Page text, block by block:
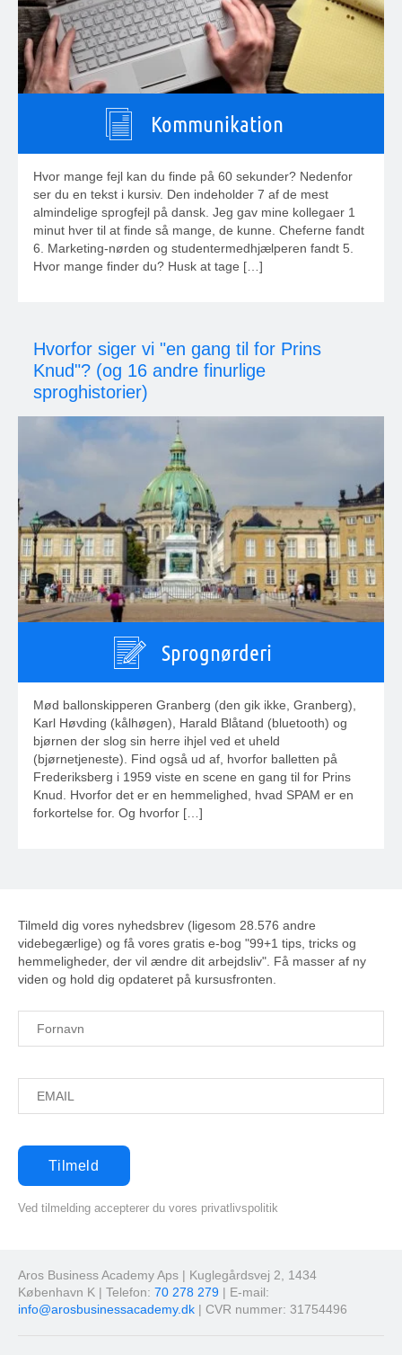
Kommunikation
Hvor mange fejl kan du finde på 60 sekunder? Nedenfor
ser du en tekst i kursiv. Den indeholder 7 af de mest
almindelige sprogfejl på dansk. Jeg gav mine kollegaer 1
minut hver til at finde så mange, de kunne. Cheferne fandt
6. Marketing-nørden og studentermedhjælperen fandt 5.
Hvor mange finder du? Husk at tage […]
Hvorfor siger vi "en gang til for Prins
Knud"? (og 16 andre finurlige
sproghistorier)
Sprognørderi
Mød ballonskipperen Granberg (den gik ikke, Granberg),
Karl Høvding (kålhøgen), Harald Blåtand (bluetooth) og
bjørnen der slog sin herre ihjel ved et uheld
(bjørnetjeneste). Find også ud af, hvorfor balletten på
Frederiksberg i 1959 viste en scene en gang til for Prins
Knud. Hvorfor det er en hemmelighed, hvad SPAM er en
forkortelse for. Og hvorfor […]
Tilmeld dig vores nyhedsbrev (ligesom 28.576 andre
videbegærlige) og få vores gratis e-bog "99+1 tips, tricks og
hemmeligheder, der vil ændre dit arbejdsliv". Få masser af ny
viden og hold dig opdateret på kursusfronten.
Ved tilmelding accepterer du vores privatlivspolitik
Aros Business Academy Aps | Kuglegårdsvej 2, 1434
København K | Telefon: 70 278 279 | E-mail:
info@arosbusinessacademy.dk | CVR nummer: 31754496